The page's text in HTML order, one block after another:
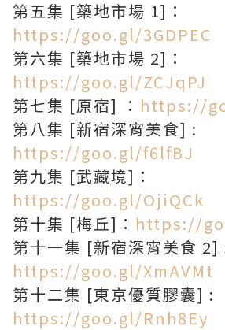
第五集 [築地市場 1]：
https://goo.gl/3GDPEC
第六集 [築地市場 2]：
https://goo.gl/ZCJqPJ
第七集 [原宿] ： https://
第八集 [新宿深宵美食] :
https://goo.gl/f6lfBJ
第九集 [武藏境]：
https://goo.gl/OjiQCk
第十集 [梅丘]： https://
第十一集 [新宿深宵美食 2]
https://goo.gl/XmAVMt
第十二集 [東京優質膠囊] :
https://goo.gl/Rnh8Ey